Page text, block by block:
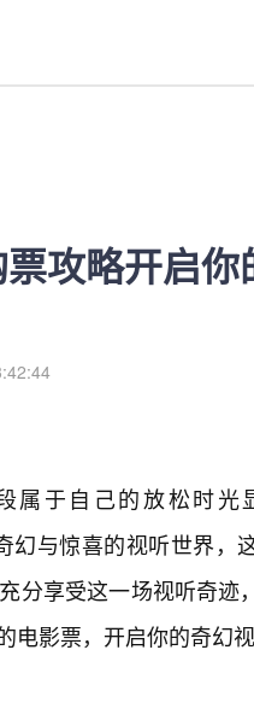
的奇幻视
攻略开启你
于自己的放松时光
与惊喜的视听世界，
分享受这一场视听奇迹
影票，开启你的奇幻视